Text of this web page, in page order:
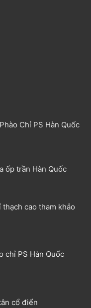
Chỉ PS Hàn Quốc
ốp trần Hàn Quốc
thạch cao tham khảo
chỉ PS Hàn Quốc
cổ điển